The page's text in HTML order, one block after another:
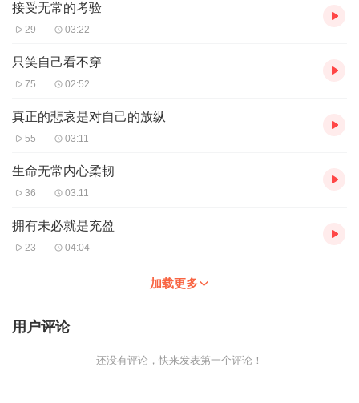
接受无常的考验
29 03:22
只笑自己看不穿
75 02:52
真正的悲哀是对自己的放纵
55 03:11
生命无常内心柔韧
36 03:11
拥有未必就是充盈
23 04:04
加载更多
用户评论
还没有评论，快来发表第一个评论！